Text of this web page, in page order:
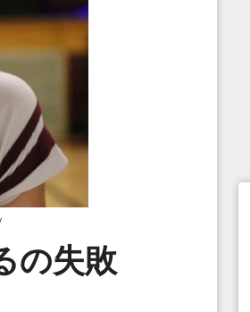
の失敗